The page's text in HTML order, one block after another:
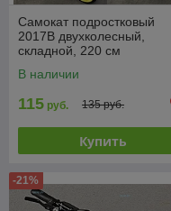
Самокат подростковый
2017B двухколесный,
складной, 220 см
В наличии
115 руб. 135 руб.
Купить
-21%